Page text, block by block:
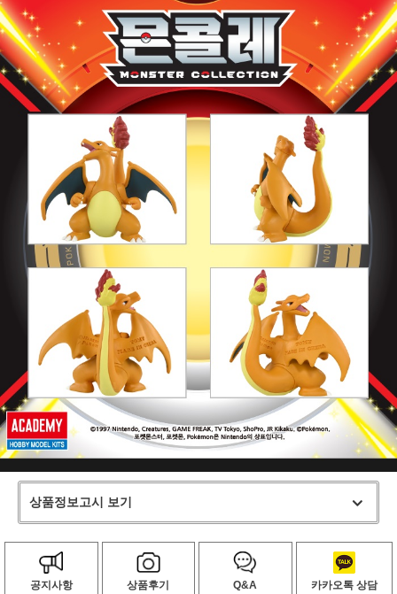
상품정보고시 보기
공지사항 상품후기 Q&A 카카오톡 상담